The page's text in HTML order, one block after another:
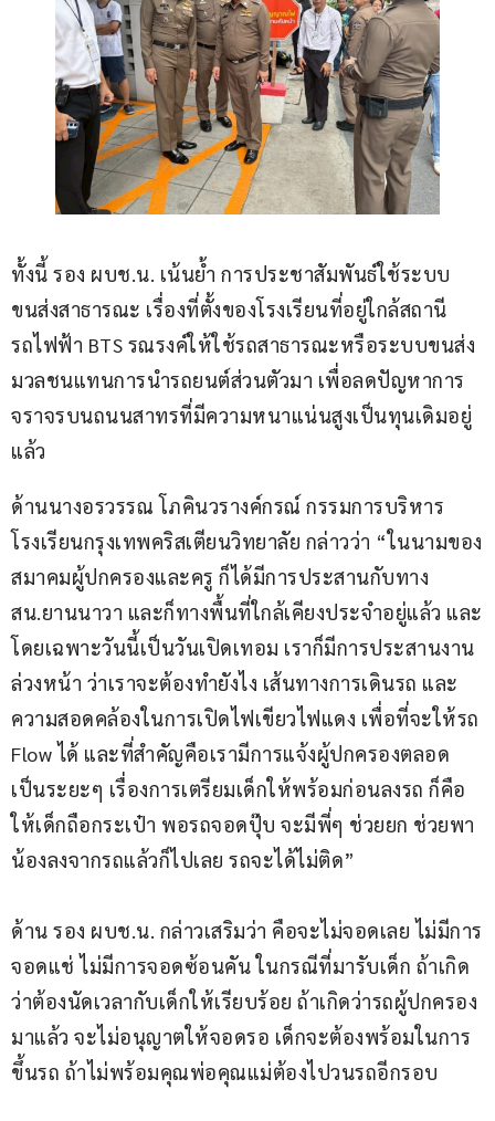
ทั้งนี้ รอง ผบช.น. เน้นย้ำ การประชาสัมพันธ์ใช้ระบบ
ขนส่งสาธารณะ เรื่องที่ตั้งของโรงเรียนที่อยู่ใกล้สถานี
รถไฟฟ้า BTS รณรงค์ให้ใช้รถสาธารณะหรือระบบขนส่ง
มวลชนแทนการนำรถยนต์ส่วนตัวมา เพื่อลดปัญหาการ
จราจรบนถนนสาทรที่มีความหนาแน่นสูงเป็นทุนเดิมอยู่
แล้ว
ด้านนางอรวรรณ โภคินวรางค์กรณ์ กรรมการบริหาร
โรงเรียนกรุงเทพคริสเตียนวิทยาลัย กล่าวว่า “ในนามของ
สมาคมผู้ปกครองและครู ก็ได้มีการประสานกับทาง
สน.ยานนาวา และก็ทางพื้นที่ใกล้เคียงประจำอยู่แล้ว และ
โดยเฉพาะวันนี้เป็นวันเปิดเทอม เราก็มีการประสานงาน
ล่วงหน้า ว่าเราจะต้องทำยังไง เส้นทางการเดินรถ และ
ความสอดคล้องในการเปิดไฟเขียวไฟแดง เพื่อที่จะให้รถ
Flow ได้ และที่สำคัญคือเรามีการแจ้งผู้ปกครองตลอด
เป็นระยะๆ เรื่องการเตรียมเด็กให้พร้อมก่อนลงรถ ก็คือ
ให้เด็กถือกระเป๋า พอรถจอดปุ๊บ จะมีพี่ๆ ช่วยยก ช่วยพา
น้องลงจากรถแล้วก็ไปเลย รถจะได้ไม่ติด”
ด้าน รอง ผบช.น. กล่าวเสริมว่า คือจะไม่จอดเลย ไม่มีการ
จอดแช่ ไม่มีการจอดซ้อนคัน ในกรณีที่มารับเด็ก ถ้าเกิด
ว่าต้องนัดเวลากับเด็กให้เรียบร้อย ถ้าเกิดว่ารถผู้ปกครอง
มาแล้ว จะไม่อนุญาตให้จอดรอ เด็กจะต้องพร้อมในการ
ขึ้นรถ ถ้าไม่พร้อมคุณพ่อคุณแม่ต้องไปวนรถอีกรอบ